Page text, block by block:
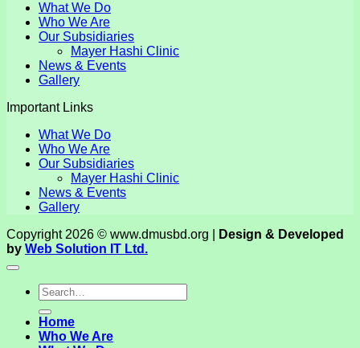
What We Do
Who We Are
Our Subsidiaries
Mayer Hashi Clinic
News & Events
Gallery
Important Links
What We Do
Who We Are
Our Subsidiaries
Mayer Hashi Clinic
News & Events
Gallery
Copyright 2026 © www.dmusbd.org |
Design & Developed
by Web Solution IT Ltd.
Home
Who We Are